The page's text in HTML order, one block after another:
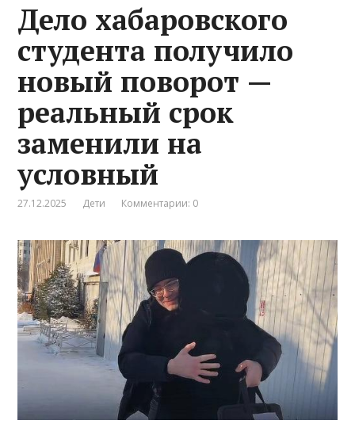
Дело хабаровского
студента получило
новый поворот —
реальный срок
заменили на
условный
27.12.2025 Дети Комментарии: 0